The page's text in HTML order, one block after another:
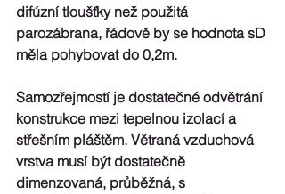
difúzní tloušťky než použitá
parozábrana, řádově by se hodnota sD
měla pohybovat do 0,2m.
Samozřejmostí je dostatečné odvětrání
konstrukce mezi tepelnou izolací a
střešním pláštěm. Větraná vzduchová
vrstva musí být dostatečně
dimenzovaná, průběžná, s